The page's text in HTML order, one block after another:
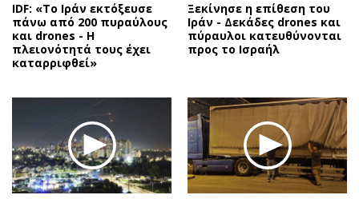
IDF: «Το Ιράν εκτόξευσε
πάνω από 200 πυραύλους
και drones - Η
πλειονότητά τους έχει
καταρριφθεί»
Ξεκίνησε η επίθεση του
Ιράν - Δεκάδες drones και
πύραυλοι κατευθύνονται
προς το Ισραήλ